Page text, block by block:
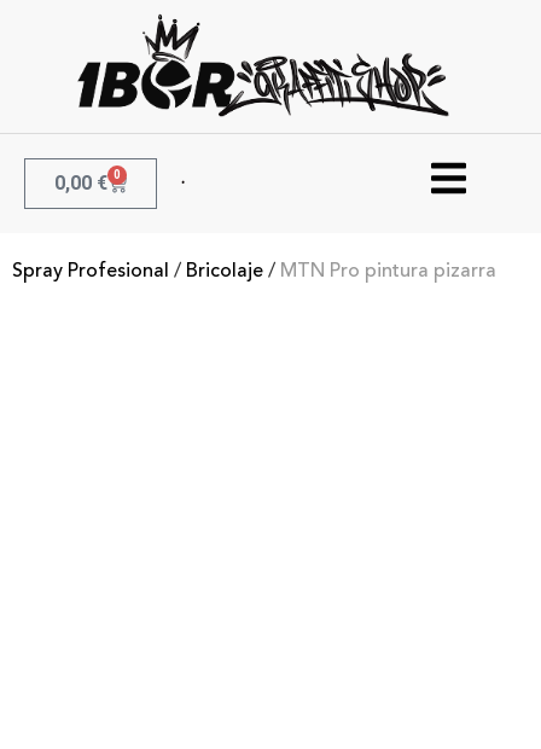
0,00 € 0
Spray Profesional / Bricolaje / MTN Pro pintura pizarra